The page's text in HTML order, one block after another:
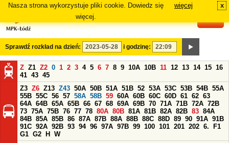
Nasza strona wykorzystuje pliki cookie. Dowiedz się
więcej.
więcej x
Sprawdź rozkład na dzień: i godzinę:
Z Z1 Z2 0 1 2 3 4 5 6 7 8 9 10A 10B 11 12 13 14 15 16
41 43 45
Z3 Z6 Z13 Z43 50A 50B 51A 51B 52 53A 53C 53B 54B 55A
55B 55C 56 57 58A 58B 59 60A 60B 60C 60D 61 62 63
64A 64B 65A 65B 66 67 68 69A 69B 70 71A 71B 72A 72B
73 75A 75B 76 77 78 80A 80B 81A 81B 82A 82B 83 84A
84B 85A 85B 86 87A 87B 88A 88B 88C 88D 89 90 91A 91B
91C 92A 92B 93 94 96 97A 97B 99 100 101 201 202 6.
F1
G1 G2 H
W